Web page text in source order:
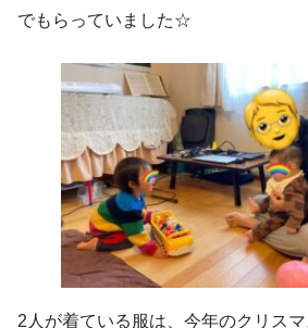
でもらっていました☆
2人が着ている服は、今年のクリス